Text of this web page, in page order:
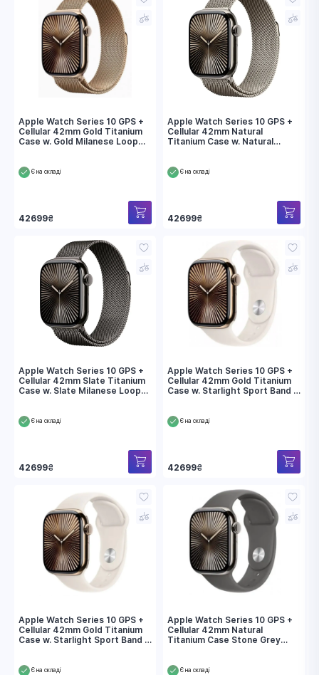
Apple Watch Series 10 GPS +
Cellular 42mm Gold Titanium
Case w. Gold Milanese Loop
Є на складі
42699₴
Apple Watch Series 10 GPS +
Cellular 42mm Natural
Titanium Case w. Natural
Є на складі
42699₴
Apple Watch Series 10 GPS +
Cellular 42mm Slate Titanium
Case w. Slate Milanese Loop
Є на складі
42699₴
Apple Watch Series 10 GPS +
Cellular 42mm Gold Titanium
Case w. Starlight Sport Band -
Є на складі
42699₴
Apple Watch Series 10 GPS +
Cellular 42mm Gold Titanium
Case w. Starlight Sport Band -
Є на складі
Apple Watch Series 10 GPS +
Cellular 42mm Natural
Titanium Case Stone Grey
Є на складі